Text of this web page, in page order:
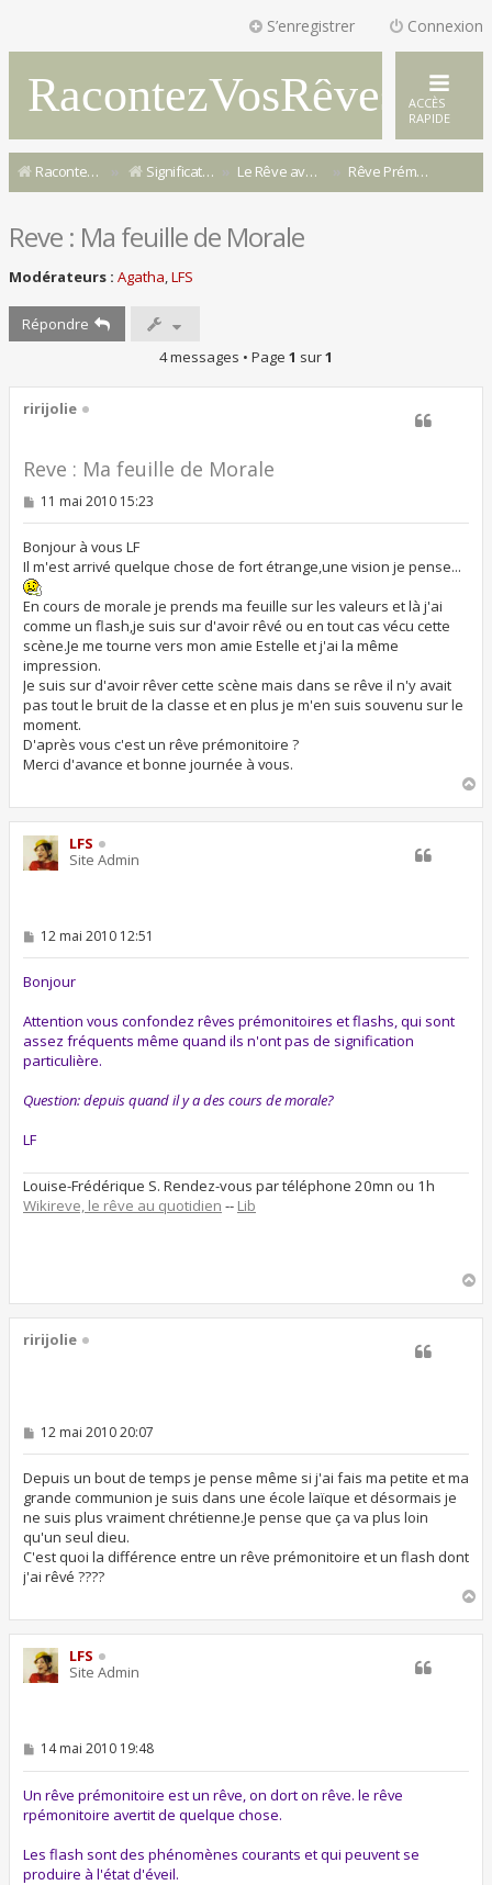
Connexion
S’enregistrer
RacontezVosRêves
ACCÈS
RAPIDE
Racontez Vos Rêves Signification & Interprétation de Rêves Le Rêve avec Louise-Frédérique S. Rêve Prémonitoire
Reve : Ma feuille de Morale
Modérateurs : Agatha,LFS
Répondre
4 messages • Page 1 sur1
ririjolie
Reve : Ma feuille de Morale
M
s
a
g
e
11 mai 2010 15:23
Bonjour à vous LF
Il m'est arrivé quelque chose de fort étrange,une vision je pense...
En cours de morale je prends ma feuille sur les valeurs et là j'ai
comme un flash,je suis sur d'avoir rêvé ou en tout cas vécu cette
scène.Je me tourne vers mon amie Estelle et j'ai la même
impression.
Je suis sur d'avoir rêver cette scène mais dans se rêve il n'y avait
pas tout le bruit de la classe et en plus je m'en suis souvenu sur le
moment.
D'après vous c'est un rêve prémonitoire ?
Merci d'avance et bonne journée à vous.
u
LFS
Site Admin
M
s
e
12 mai 2010 12:51
Bonjour
Attention vous confondez rêves prémonitoires et flashs, qui sont
assez fréquents même quand ils n'ont pas de signification
particulière.
Question: depuis quand il y a des cours de morale?
LF
Louise-Frédérique S. Rendez-vous par téléphone 20mn ou 1h
Wikireve, le rêve au quotidien -- Lib
u
ririjolie
M
s
a
g
e
12 mai 2010 20:07
Depuis un bout de temps je pense même si j'ai fais ma petite et ma
grande communion je suis dans une école laïque et désormais je
ne suis plus vraiment chrétienne.Je pense que ça va plus loin
qu'un seul dieu.
C'est quoi la différence entre un rêve prémonitoire et un flash dont
j'ai rêvé ????
a
u
LFS
Site Admin
M
s
a
g
14 mai 2010 19:48
Un rêve prémonitoire est un rêve, on dort on rêve. le rêve
rpémonitoire avertit de quelque chose.
Les flash sont des phénomènes courants et qui peuvent se
produire à l'état d'éveil.